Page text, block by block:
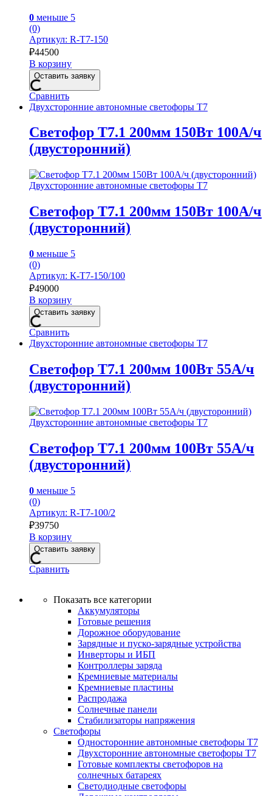
0 меньше 5
(0)
Артикул: R-Т7-150
₽44500
В корзину
Оставить заявку
Сравнить
Двухсторонние автономные светофоры Т7
Светофор Т7.1 200мм 150Вт 100А/ч
(двусторонний)
Двухсторонние автономные светофоры Т7
Светофор Т7.1 200мм 150Вт 100А/ч
(двусторонний)
0 меньше 5
(0)
Артикул: К-Т7-150/100
₽49000
В корзину
Оставить заявку
Сравнить
Двухсторонние автономные светофоры Т7
Светофор Т7.1 200мм 100Вт 55А/ч
(двусторонний)
Двухсторонние автономные светофоры Т7
Светофор Т7.1 200мм 100Вт 55А/ч
(двусторонний)
0 меньше 5
(0)
Артикул: R-Т7-100/2
₽39750
В корзину
Оставить заявку
Сравнить
Показать все категории
Аккумуляторы
Готовые решения
Дорожное оборудование
Зарядные и пуско-зарядные устройства
Инверторы и ИБП
Контроллеры заряда
Кремниевые материалы
Кремниевые пластины
Распродажа
Солнечные панели
Стабилизаторы напряжения
Светофоры
Односторонние автономные светофоры Т7
Двухсторонние автономные светофоры Т7
Готовые комплекты светофоров на
солнечных батареях
Светодиодные светофоры